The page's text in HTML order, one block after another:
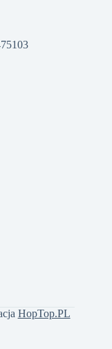
HopTop.PL